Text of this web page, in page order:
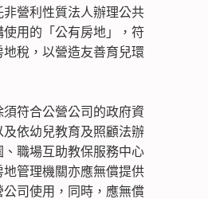
營利性質法人辦理公共
用的「公有房地」，符
稅，以營造友善育兒環
符合公營公司的政府資
依幼兒教育及照顧法辦
、職場互助教保服務中心
管理機關亦應無償提供
司使用，同時，應無償